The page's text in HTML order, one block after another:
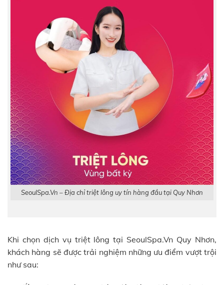
SeoulSpa.Vn – Địa chỉ triệt lông uy tín hàng đầu tại Quy Nhơn
Khi chọn dịch vụ triệt lông tại SeoulSpa.Vn Quy Nhơn,
khách hàng sẽ được trải nghiệm những ưu điểm vượt trội
như sau: